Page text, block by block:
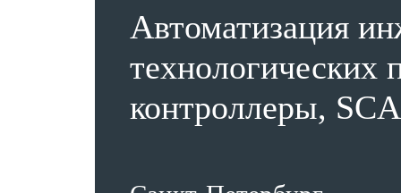
Автоматизация
технологических
контроллеры,